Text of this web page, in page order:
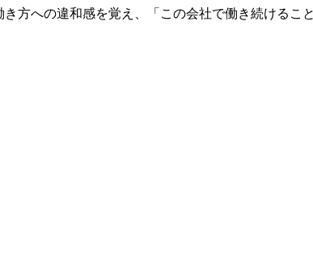
方への違和感を覚え、「この会社で働き続けるこ